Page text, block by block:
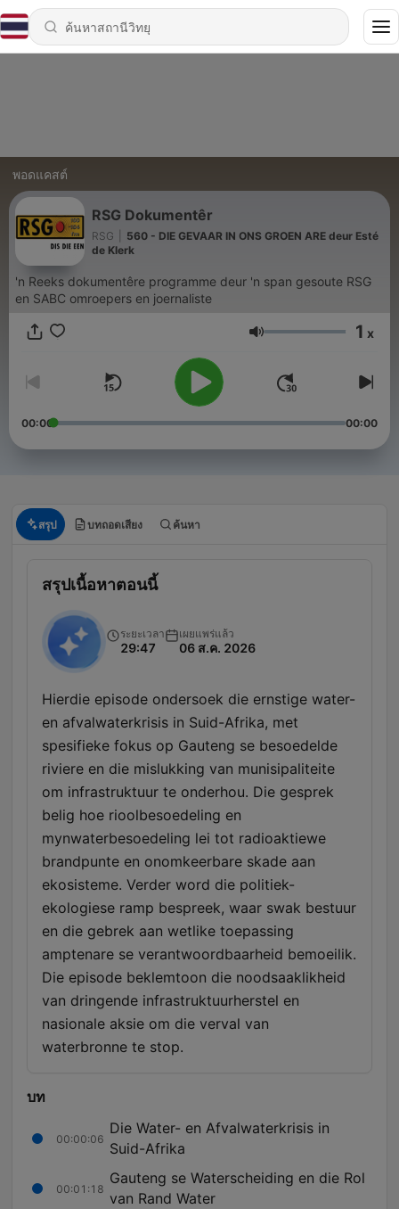
พอดแคสต์
RSG Dokumentêr
RSG
560 - DIE GEVAAR IN ONS GROEN ARE deur Esté
de Klerk
'n Reeks dokumentêre programme deur 'n span gesoute RSG
en SABC omroepers en joernaliste
ระดับเสียง 1 x
00:00 00:00
สรุป บทถอดเสียง ค้นหา
สรุปเนื้อหาตอนนี้
ระยะเวลา
29:47
เผยแพร่แล้ว
06 ส.ค. 2026
Hierdie episode ondersoek die ernstige water-
en afvalwaterkrisis in Suid-Afrika, met
spesifieke fokus op Gauteng se besoedelde
riviere en die mislukking van munisipaliteite
om infrastruktuur te onderhou. Die gesprek
belig hoe rioolbesoedeling en
mynwaterbesoedeling lei tot radioaktiewe
brandpunte en onomkeerbare skade aan
ekosisteme. Verder word die politiek-
ekologiese ramp bespreek, waar swak bestuur
en die gebrek aan wetlike toepassing
amptenare se verantwoordbaarheid bemoeilik.
Die episode beklemtoon die noodsaaklikheid
van dringende infrastruktuurherstel en
nasionale aksie om die verval van
waterbronne te stop.
บท
00:00:06
Die Water- en Afvalwaterkrisis in
Suid-Afrika
00:01:18
Gauteng se Waterscheiding en die Rol
van Rand Water